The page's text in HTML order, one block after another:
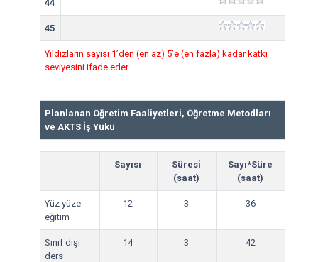
44
45
Yıldızların sayısı 1’den (en az) 5’e (en fazla) kadar katkı
seviyesini ifade eder
Planlanan Öğretim Faaliyetleri, Öğretme Metodları
ve AKTS İş Yükü
Sayısı
Süresi
(saat)
Sayı*Süre
(saat)
Yüz yüze
eğitim
12 3 36
Sınıf dışı
ders
14 3 42